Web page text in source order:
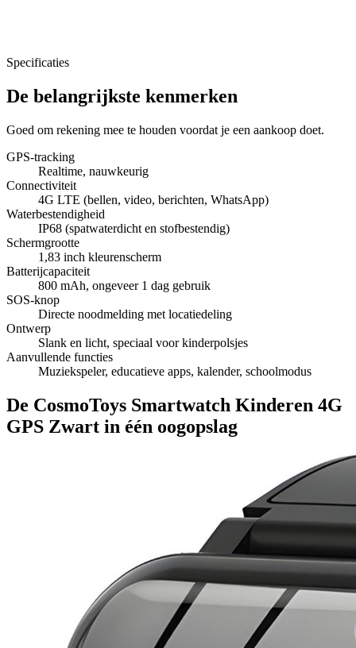
Specificaties
De belangrijkste kenmerken
Goed om rekening mee te houden voordat je een aankoop doet.
GPS-tracking
Realtime, nauwkeurig
Connectiviteit
4G LTE (bellen, video, berichten, WhatsApp)
Waterbestendigheid
IP68 (spatwaterdicht en stofbestendig)
Schermgrootte
1,83 inch kleurenscherm
Batterijcapaciteit
800 mAh, ongeveer 1 dag gebruik
SOS-knop
Directe noodmelding met locatiedeling
Ontwerp
Slank en licht, speciaal voor kinderpolsjes
Aanvullende functies
Muziekspeler, educatieve apps, kalender, schoolmodus
De CosmoToys Smartwatch Kinderen 4G
GPS Zwart in één oogopslag